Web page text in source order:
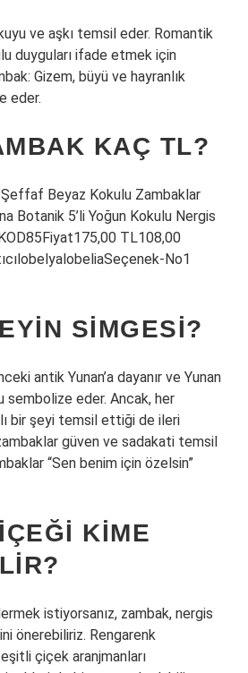
ve aşkı temsil eder. Romantik
duyguları ifade etmek için
Gizem, büyü ve hayranlık
eder.
KAÇ TL?
Şeffaf Beyaz Kokulu Zambaklar
Botanik 5’li Yoğun Kokulu Nergis
TL108,00
No1
SIMGESI?
antik Yunan’a dayanır ve Yunan
sembolize eder. Ancak, her
bir şeyi temsil ettiği de ileri
güven ve sadakati temsil
“Sen benim için özelsin”
KIME
istiyorsanız, zambak, nergis
önerebiliriz. Rengarenk
çiçek aranjmanları